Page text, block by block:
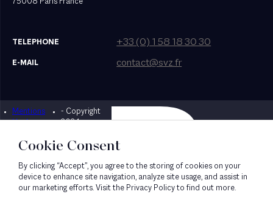
TELEPHONE +33 (0) 1 58 18 30 30
E-MAIL contact@svz.fr
Mentions
légales
- Copyright
2024
Designed by Bonhomme
Cookie Consent
By clicking “Accept”, you agree to the storing of cookies on your
device to enhance site navigation, analyze site usage, and assist in
our marketing efforts. Visit the Privacy Policy to find out more.